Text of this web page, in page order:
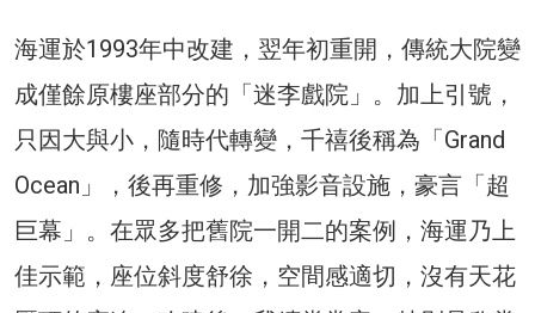
海運於1993年中改建，翌年初重開，傳統大院變
成僅餘原樓座部分的「迷李戲院」。加上引號，
只因大與小，隨時代轉變，千禧後稱為「Grand
Ocean」，後再重修，加強影音設施，豪言「超
巨幕」。在眾多把舊院一開二的案例，海運乃上
佳示範，座位斜度舒徐，空間感適切，沒有天花